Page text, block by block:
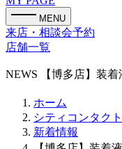
MENU
来店・相談会予約
店舗一覧
NEWS 【博多店】装
ホーム
シティコンタク
新着情報